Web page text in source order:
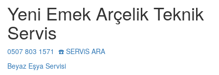
Yeni Emek Arçelik Teknik
Servis
0507 803 1571 ☎️ SERViS ARA
Beyaz Eşya Servisi